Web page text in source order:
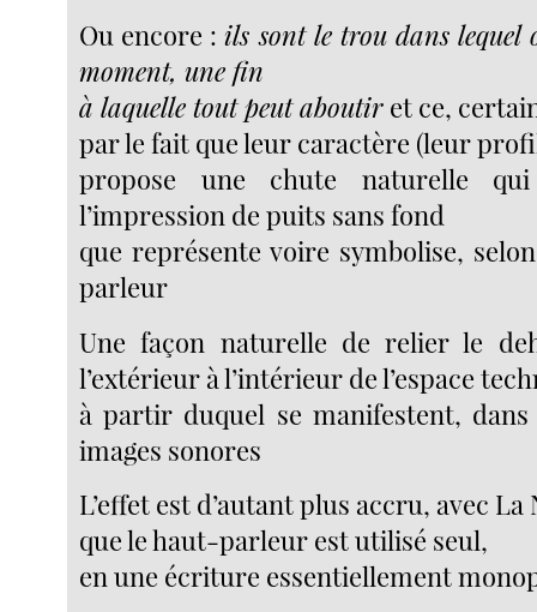
Ou encore :ils sont le trou dans lequel
moment, une fin
à laquelle tout peut aboutir et ce,
par le fait que leur caractère (leur
propose une chute naturelle
l’impression de puits sans fond
que représente voire symbolise,
parleur
Une façon naturelle de relier le
l’extérieur à l’intérieur de l’espace
à partir duquel se manifestent, dans
images sonores
L’effet est d’autant plus accru, avec
que le haut-parleur est utilisé seul,
en une écriture essentiellement